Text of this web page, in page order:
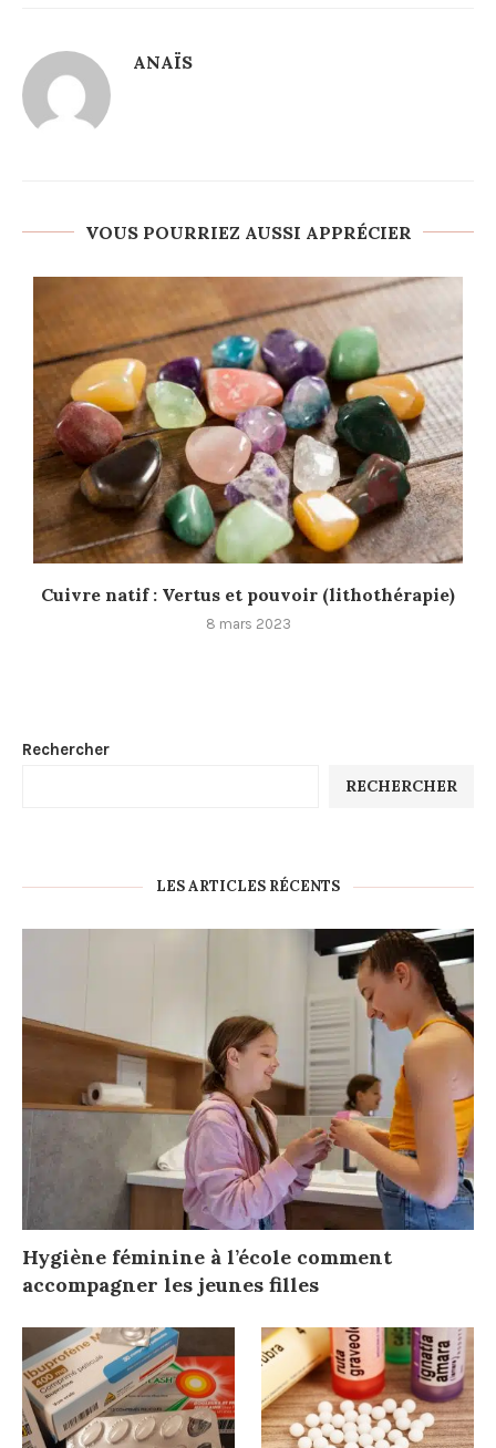
ANAÏS
VOUS POURRIEZ AUSSI APPRÉCIER
Cuivre natif : Vertus et pouvoir (lithothérapie)
8 mars 2023
Rechercher
RECHERCHER
LES ARTICLES RÉCENTS
Hygiène féminine à l’école comment
accompagner les jeunes filles